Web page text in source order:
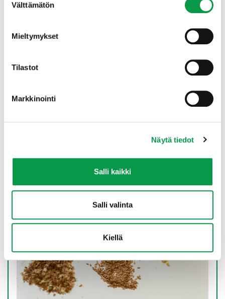
valinta
Välttämätön
Mieltymykset
Tilastot
Markkinointi
Näytä tiedot
Salli kaikki
Salli valinta
Kiellä
juha.ruuska(at)tapio.fi